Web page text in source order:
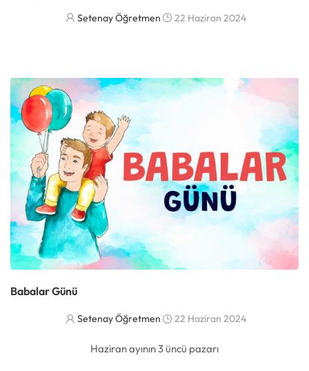
Setenay Öğretmen 22 Haziran 2024
Babalar Günü
Setenay Öğretmen 22 Haziran 2024
Haziran ayının 3 üncü pazarı